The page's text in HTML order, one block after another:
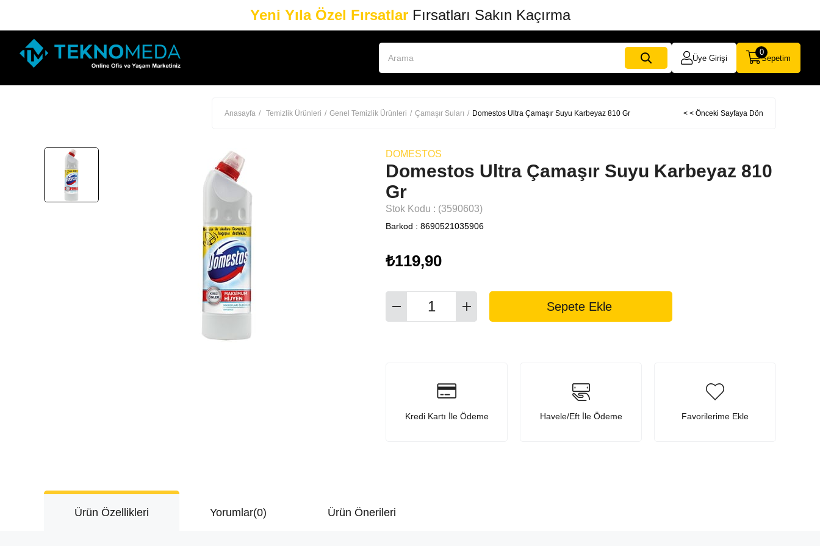
Yeni Yıla Özel FırsatlarFırsatları Sakın Kaçırma
Üye Girişi Sepetim
0
Anasayfa Temizlik Ürünleri Genel Temizlik Ürünleri Çamaşır Suları Domestos Ultra Çamaşır Suyu Karbeyaz 810 Gr < < Önceki Sayfaya Dön
DOMESTOS
Domestos Ultra Çamaşır Suyu Karbeyaz 810
Gr
Stok Kodu (3590603)
Barkod : 8690521035906
₺119,90
Kredi Kartı İle Ödeme Havele/Eft İle Ödeme Favorilerime Ekle
Ürün Özellikleri Yorumlar(0) Ürün Önerileri